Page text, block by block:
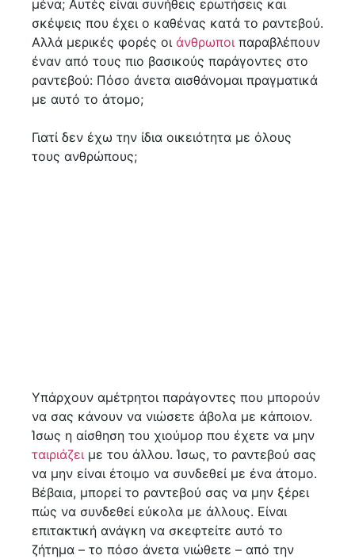
μένα; Αυτές είναι συνήθεις ερωτήσεις και
σκέψεις που έχει ο καθένας κατά το ραντεβού.
Αλλά μερικές φορές οι άνθρωποιπαραβλέπουν
έναν από τους πιο βασικούς παράγοντες στο
ραντεβού: Πόσο άνετα αισθάνομαι πραγματικά
με αυτό το άτομο;
Γιατί δεν έχω την ίδια οικειότητα με όλους
τους ανθρώπους;
Υπάρχουν αμέτρητοι παράγοντες που μπορούν
να σας κάνουν να νιώσετε άβολα με κάποιον.
Ίσως η αίσθηση του χιούμορ που έχετε να μην
ταιριάζει με του άλλου. Ίσως, το ραντεβού σας
να μην είναι έτοιμο να συνδεθεί με ένα άτομο.
Βέβαια, μπορεί το ραντεβού σας να μην ξέρει
πώς να συνδεθεί εύκολα με άλλους. Είναι
επιτακτική ανάγκη να σκεφτείτε αυτό το
ζήτημα – το πόσο άνετα νιώθετε – από την